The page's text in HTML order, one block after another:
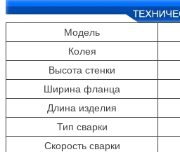
Модель
Колея
Высота стенки
Ширина фланца
Длина изделия
Тип сварки
Скорость сварки